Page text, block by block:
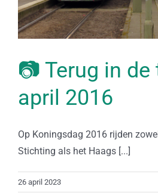
📷 Terug in de
april 2016
Op Koningsdag 2016 rijden
Stichting als het Haags [...]
26 april 2023